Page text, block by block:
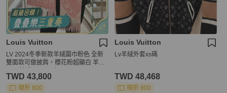
Louis Vuitton
LV 2024冬季新款羊絨圍巾粉色 全新
雙面款可做披肩，櫻花粉超顯白 羊毛
TWD 43,800
現折 800
Louis Vuitton
Lv羊絨外套xs碼
TWD 48,468
現折 800